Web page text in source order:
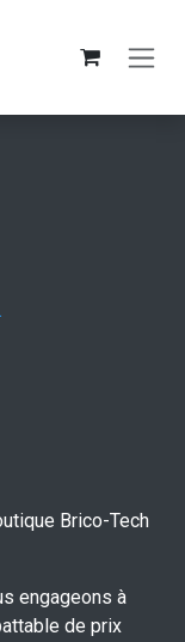
Brico-Tech
engageons à
de prix